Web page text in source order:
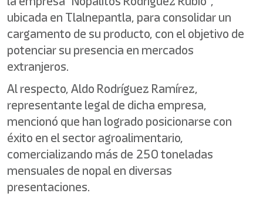
ubicada en Tlalnepantla, para consolidar un
cargamento de su producto, con el objetivo de
potenciar su presencia en mercados
extranjeros.
Al respecto, Aldo Rodríguez Ramírez,
representante legal de dicha empresa,
mencionó que han logrado posicionarse con
éxito en el sector agroalimentario,
comercializando más de 250 toneladas
mensuales de nopal en diversas
presentaciones.